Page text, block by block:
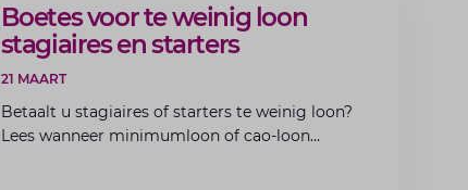
ARTIKEL
Boetes voor te weinig loon
stagiaires en starters
21 MAART
Betaalt u stagiaires of starters te weinig loon?
Lees wanneer minimumloon of cao-loon